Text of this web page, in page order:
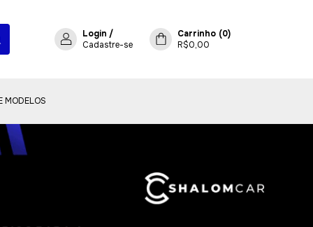
Login /
Cadastre-se
Carrinho (0)
R$0,00
MODELOS